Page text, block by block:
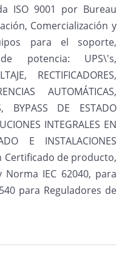
ISO 9001 por Bureau
Comercialización y
para el soporte,
potencia: UPS\'s,
RECTIFICADORES,
AUTOMÁTICAS,
BYPASS DE ESTADO
INTEGRALES EN
E INSTALACIONES
Certificado de producto,
IEC 62040, para
para Reguladores de